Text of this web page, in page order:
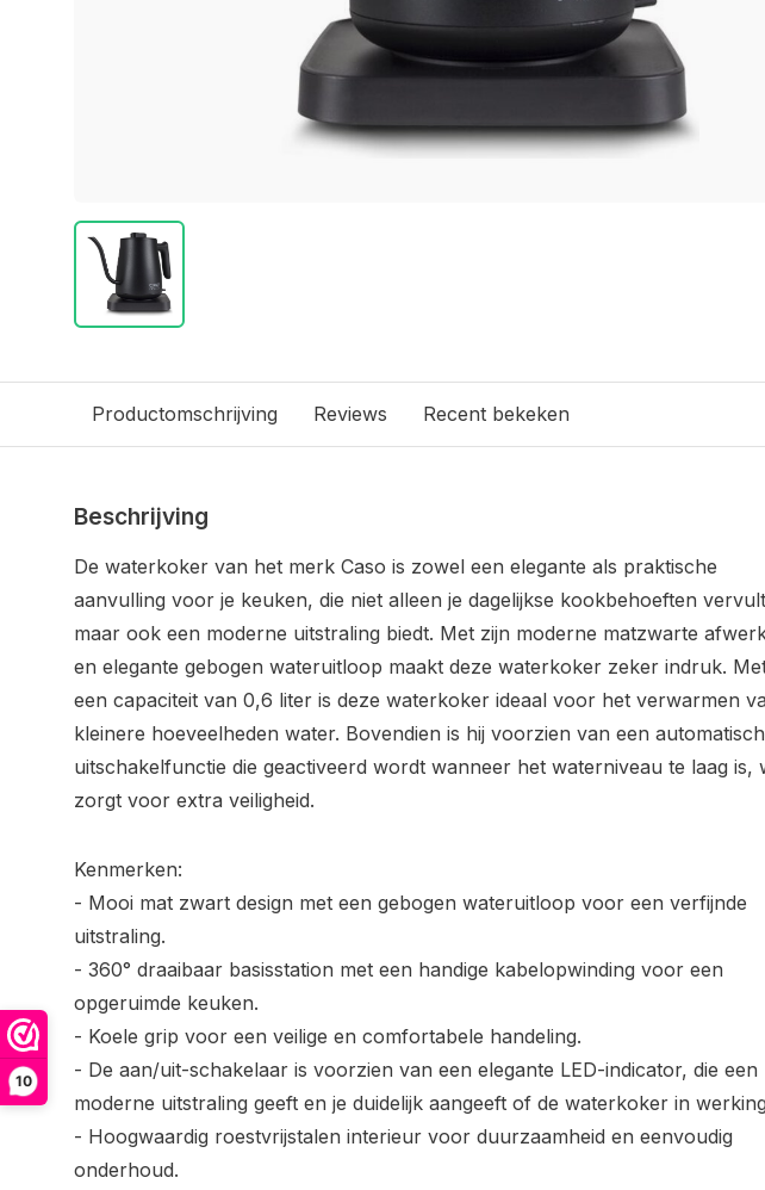
10
Productomschrijving Reviews Recent bekeken
Beschrijving
De waterkoker van het merk Caso is zowel een elegante als praktische
aanvulling voor je keuken, die niet alleen je dagelijkse kookbehoeften
maar ook een moderne uitstraling biedt. Met zijn moderne matzwarte
en elegante gebogen wateruitloop maakt deze waterkoker zeker indruk.
een capaciteit van 0,6 liter is deze waterkoker ideaal voor het verwarmen
kleinere hoeveelheden water. Bovendien is hij voorzien van een
uitschakelfunctie die geactiveerd wordt wanneer het waterniveau te laag is,
zorgt voor extra veiligheid.
Kenmerken:
- Mooi mat zwart design met een gebogen wateruitloop voor een verfijnde
uitstraling.
- 360° draaibaar basisstation met een handige kabelopwinding voor een
opgeruimde keuken.
- Koele grip voor een veilige en comfortabele handeling.
- De aan/uit-schakelaar is voorzien van een elegante LED-indicator, die een
moderne uitstraling geeft en je duidelijk aangeeft of de waterkoker in
- Hoogwaardig roestvrijstalen interieur voor duurzaamheid en eenvoudig
onderhoud.